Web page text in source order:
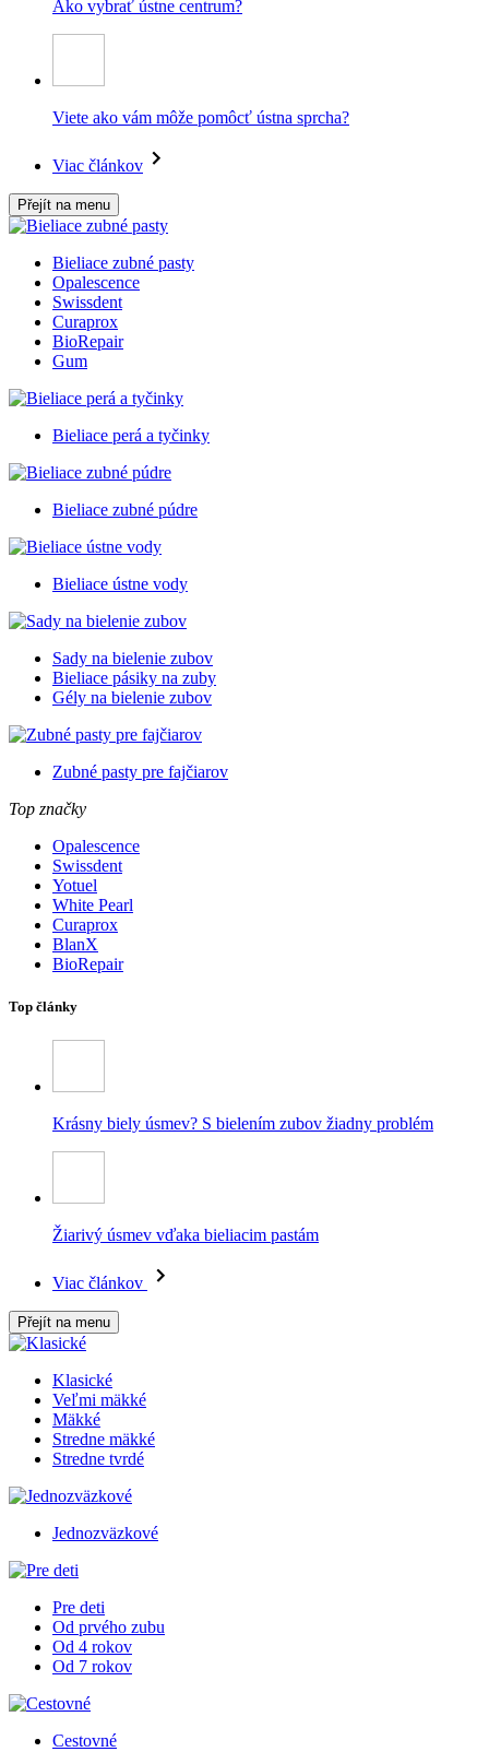
Ako vybrať ústne centrum?
Viete ako vám môže pomôcť ústna sprcha?
Viac článkov
Přejít na menu
Bieliace zubné pasty
Opalescence
Swissdent
Curaprox
BioRepair
Gum
Bieliace perá a tyčinky
Bieliace zubné púdre
Bieliace ústne vody
Sady na bielenie zubov
Bieliace pásiky na zuby
Gély na bielenie zubov
Zubné pasty pre fajčiarov
Top značky
Opalescence
Swissdent
Yotuel
White Pearl
Curaprox
BlanX
BioRepair
Top články
Krásny biely úsmev? S bielením zubov žiadny problém
Žiarivý úsmev vďaka bieliacim pastám
Viac článkov
Přejít na menu
Klasické
Veľmi mäkké
Mäkké
Stredne mäkké
Stredne tvrdé
Jednozväzkové
Pre deti
Od prvého zubu
Od 4 rokov
Od 7 rokov
Cestovné